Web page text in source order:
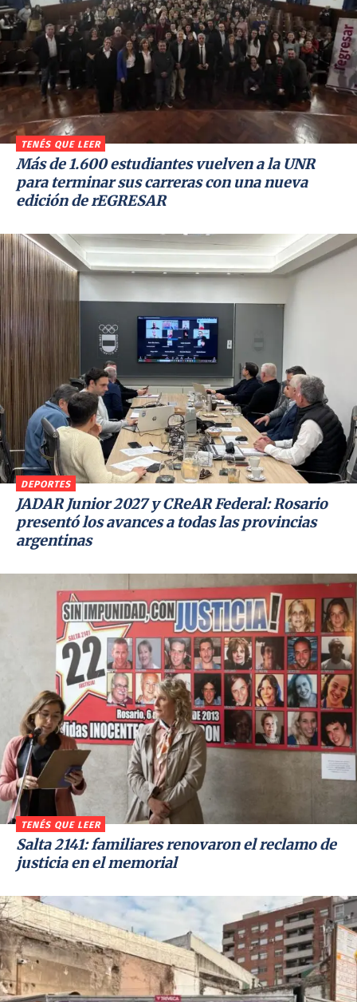
TENÉS QUE LEER
Más de 1.600 estudiantes vuelven a la UNR
para terminar sus carreras con una nueva
edición de rEGRESAR
DEPORTES
JADAR Junior 2027 y CReAR Federal: Rosario
presentó los avances a todas las provincias
argentinas
TENÉS QUE LEER
Salta 2141: familiares renovaron el reclamo de
justicia en el memorial